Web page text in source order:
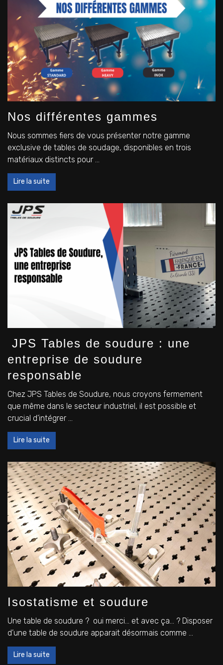
Nos différentes gammes
Nous sommes fiers de vous présenter notre gamme
exclusive de tables de soudage, disponibles en trois
matériaux distincts pour ...
Lire la suite
JPS Tables de soudure : une
entreprise de soudure
responsable
Chez JPS Tables de Soudure, nous croyons fermement
que même dans le secteur industriel, il est possible et
crucial d’intégrer ...
Lire la suite
Isostatisme et soudure
Une table de soudure ? oui merci… et avec ça… ? Disposer
d’une table de soudure apparait désormais comme ...
Lire la suite